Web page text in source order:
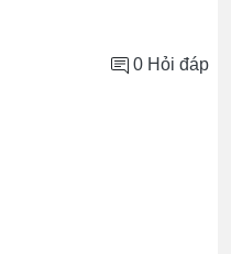
0 Hỏi đáp